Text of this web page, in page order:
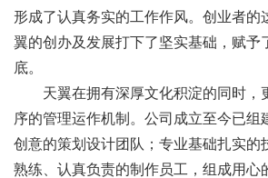
形成了认真务实的工作作风。创业者的
翼的创办及发展打下了坚实基础，赋予
底。
天翼在拥有深厚文化积淀的同时，
序的管理运作机制。公司成立至今已组
创意的策划设计团队；专业基础扎实的
熟练、认真负责的制作员工，组成用心